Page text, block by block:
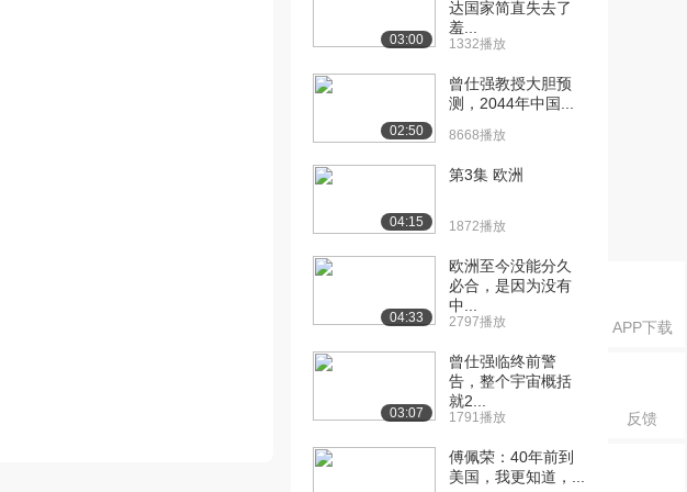
APP下载
反馈
03:00
达国家简直失去了
羞...
1332播放
02:50
曾仕强教授大胆预
测，2044年中国...
8668播放
04:15
第3集 欧洲
1872播放
04:33
欧洲至今没能分久
必合，是因为没有
中...
2797播放
03:07
曾仕强临终前警
告，整个宇宙概括
就2...
1791播放
傅佩荣：40年前到
美国，我更知道，...